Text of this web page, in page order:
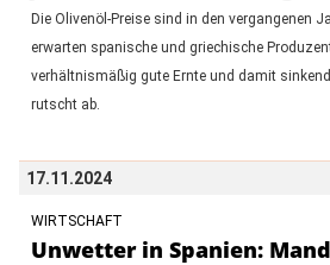
Die Olivenöl-Preise sind in den vergangenen
erwarten spanische und griechische
verhältnismäßig gute Ernte und damit
rutscht ab.
17.11.2024
WIRTSCHAFT
Unwetter in Spanien: